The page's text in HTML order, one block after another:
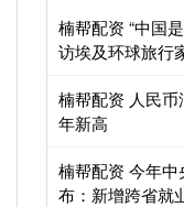
楠帮配资 “中国
访埃及环球旅行
楠帮配资 人民
年新高
楠帮配资 今年
布：新增跨省就